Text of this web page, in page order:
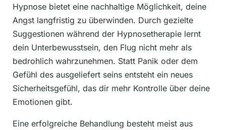
Hypnose bietet eine nachhaltige Möglichkeit, deine
Angst langfristig zu überwinden. Durch gezielte
Suggestionen während der Hypnosetherapie lernt
dein Unterbewusstsein, den Flug nicht mehr als
bedrohlich wahrzunehmen. Statt Panik oder dem
Gefühl des ausgeliefert seins entsteht ein neues
Sicherheitsgefühl, das dir mehr Kontrolle über deine
Emotionen gibt.
Eine erfolgreiche Behandlung besteht meist aus